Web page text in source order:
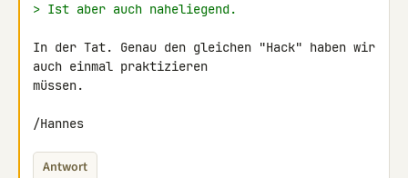
> Ist aber auch naheliegend.
In der Tat. Genau den gleichen "Hack" haben wir
auch einmal praktizieren
müssen.
/Hannes
Antwort